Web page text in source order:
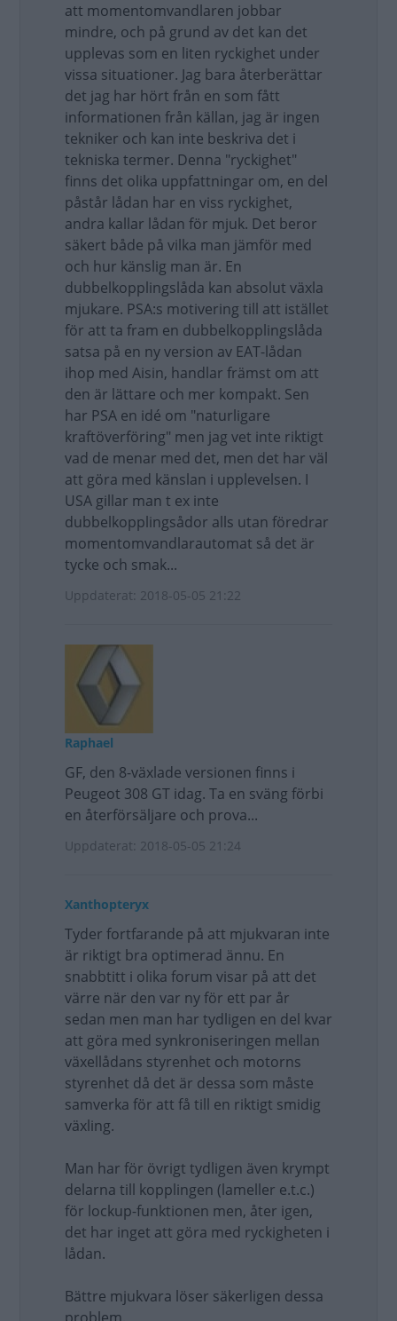
att momentomvandlaren jobbar
mindre, och på grund av det kan det
upplevas som en liten ryckighet under
vissa situationer. Jag bara återberättar
det jag har hört från en som fått
informationen från källan, jag är ingen
tekniker och kan inte beskriva det i
tekniska termer. Denna "ryckighet"
finns det olika uppfattningar om, en del
påstår lådan har en viss ryckighet,
andra kallar lådan för mjuk. Det beror
säkert både på vilka man jämför med
och hur känslig man är. En
dubbelkopplingslåda kan absolut växla
mjukare. PSA:s motivering till att istället
för att ta fram en dubbelkopplingslåda
satsa på en ny version av EAT-lådan
ihop med Aisin, handlar främst om att
den är lättare och mer kompakt. Sen
har PSA en idé om "naturligare
kraftöverföring" men jag vet inte riktigt
vad de menar med det, men det har väl
att göra med känslan i upplevelsen. I
USA gillar man t ex inte
dubbelkopplingsådor alls utan föredrar
momentomvandlarautomat så det är
tycke och smak...
Uppdaterat: 2018-05-05 21:22
Raphael
GF, den 8-växlade versionen finns i
Peugeot 308 GT idag. Ta en sväng förbi
en återförsäljare och prova...
Uppdaterat: 2018-05-05 21:24
Xanthopteryx
Tyder fortfarande på att mjukvaran inte
är riktigt bra optimerad ännu. En
snabbtitt i olika forum visar på att det
värre när den var ny för ett par år
sedan men man har tydligen en del kvar
att göra med synkroniseringen mellan
växellådans styrenhet och motorns
styrenhet då det är dessa som måste
samverka för att få till en riktigt smidig
växling.
Man har för övrigt tydligen även krympt
delarna till kopplingen (lameller e.t.c.)
för lockup-funktionen men, åter igen,
det har inget att göra med ryckigheten i
lådan.
Bättre mjukvara löser säkerligen dessa